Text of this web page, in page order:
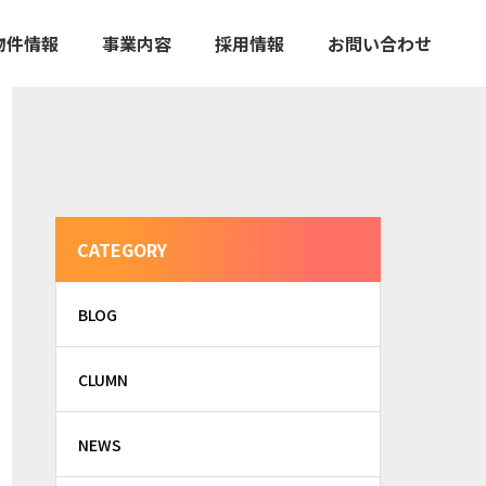
件情報 事業内容 採用情報 お問い合わせ
CATEGORY
BLOG
CLUMN
NEWS